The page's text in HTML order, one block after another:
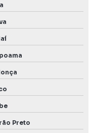
flora
MG
Preto